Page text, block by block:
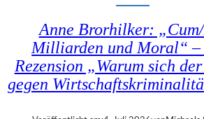
Anne Brorhilker:
Milliarden und Moral“ –
Rezension „Warum sich
gegen